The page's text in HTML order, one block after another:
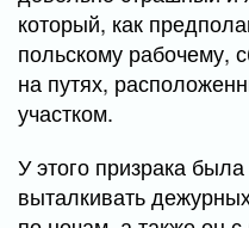
который, как
польскому рабочему,
на путях,
участком.
У этого призрака
выталкивать